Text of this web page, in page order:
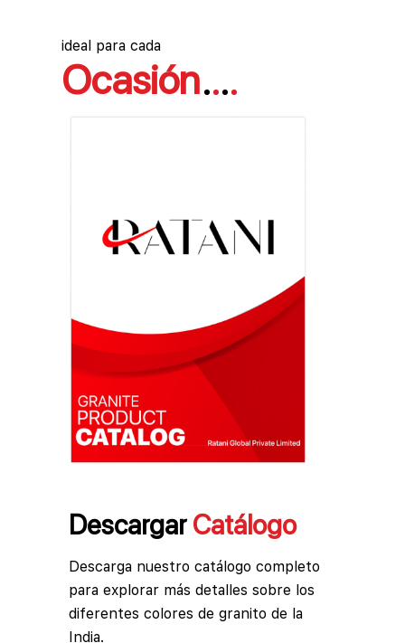
ideal para cada
Ocasión
DescargarCatálogo
Descarga nuestro catálogo completo
para explorar más detalles sobre los
diferentes colores de granito de la
India.